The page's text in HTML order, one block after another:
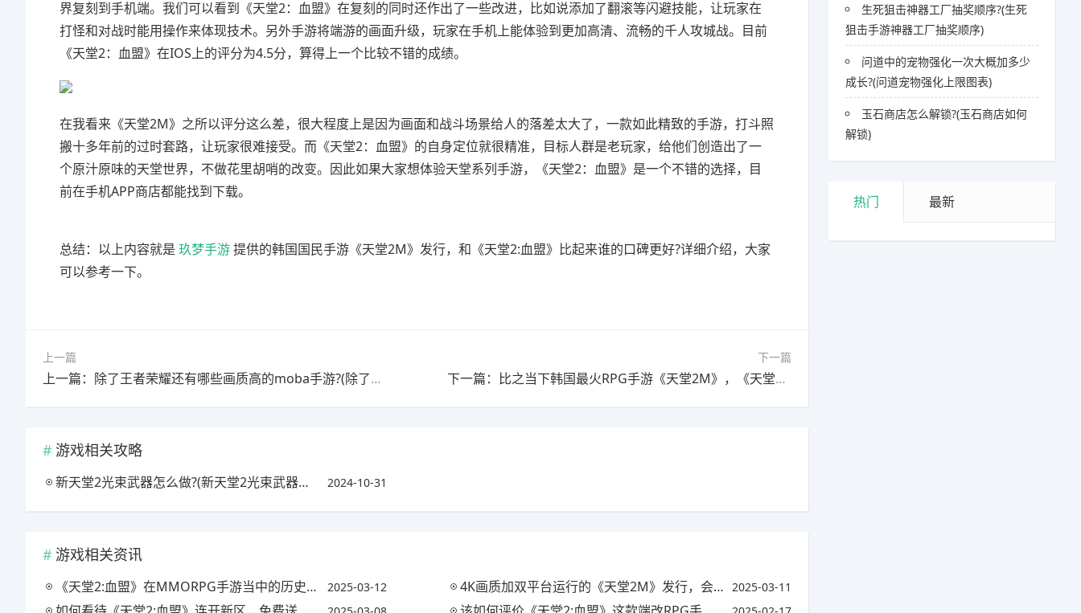
界复刻到手机端。我们可以看到《天堂2：血盟》在复刻的同时还作出了一些改进，比如说添加了翻滚等闪避技能，让玩家在
打怪和对战时能用操作来体现技术。另外手游将端游的画面升级，玩家在手机上能体验到更加高清、流畅的千人攻城战。目前
《天堂2：血盟》在IOS上的评分为4.5分，算得上一个比较不错的成绩。
在我看来《天堂2M》之所以评分这么差，很大程度上是因为画面和战斗场景给人的落差太大了，一款如此精致的手游，打斗照
搬十多年前的过时套路，让玩家很难接受。而《天堂2：血盟》的自身定位就很精准，目标人群是老玩家，给他们创造出了一
个原汁原味的天堂世界，不做花里胡哨的改变。因此如果大家想体验天堂系列手游，《天堂2：血盟》是一个不错的选择，目
前在手机APP商店都能找到下载。
总结：以上内容就是 玖梦手游提供的韩国国民手游《天堂2M》发行，和《天堂2:血盟》比起来谁的口碑更好?详细介绍，大家
可以参考一下。
上一篇
上一篇：除了王者荣耀还有哪些画质高的moba手游?(除了王者荣耀还有哪些画质高的moba手游游戏)
下一篇
下一篇：比之当下韩国最火RPG手游《天堂2M》，《天堂2:血盟》有什么特色?(韩国天堂二手游)
游戏相关攻略
新天堂2光束武器怎么做?(新天堂2光束武器怎么做装备) 2024-10-31
游戏相关资讯
《天堂2:血盟》在MMORPG手游当中的历史地位如何?(天堂2血盟下载最新) 2025-03-12 4K画质加双平台运行的《天堂2M》发行，会对《天堂2:血盟》造成什么影响? 2025-03-11
生死狙击神器工厂抽奖顺序?(生死
狙击手游神器工厂抽奖顺序)
问道中的宠物强化一次大概加多少
成长?(问道宠物强化上限图表)
玉石商店怎么解锁?(玉石商店如何
解锁)
热门 最新